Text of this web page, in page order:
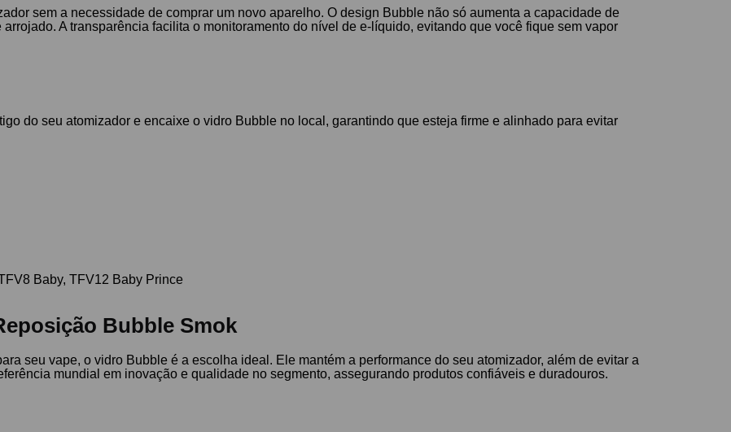
sem a necessidade de comprar um novo aparelho. O design Bubble não só aumenta a capacidade de
A transparência facilita o monitoramento do nível de e-líquido, evitando que você fique sem vapor
do seu atomizador e encaixe o vidro Bubble no local, garantindo que esteja firme e alinhado para evitar
Baby, TFV12 Baby Prince
Bubble Smok
seu vape, o vidro Bubble é a escolha ideal. Ele mantém a performance do seu atomizador, além de evitar a
mundial em inovação e qualidade no segmento, assegurando produtos confiáveis e duradouros.